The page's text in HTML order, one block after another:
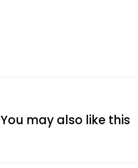
You may also like this